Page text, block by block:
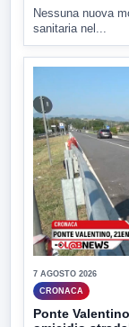
Nessuna nuova
sanitaria nel...
7 AGOSTO 2026
CRONACA
Ponte